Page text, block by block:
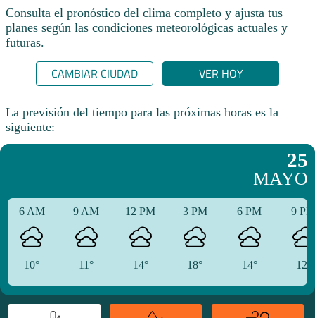
Consulta el pronóstico del clima completo y ajusta tus
planes según las condiciones meteorológicas actuales y
futuras.
CAMBIAR CIUDAD VER HOY
La previsión del tiempo para las próximas horas es la
siguiente:
25
MAYO
6 AM
10°
9 AM
11°
12 PM
14°
3 PM
18°
6 PM
14°
9
12°